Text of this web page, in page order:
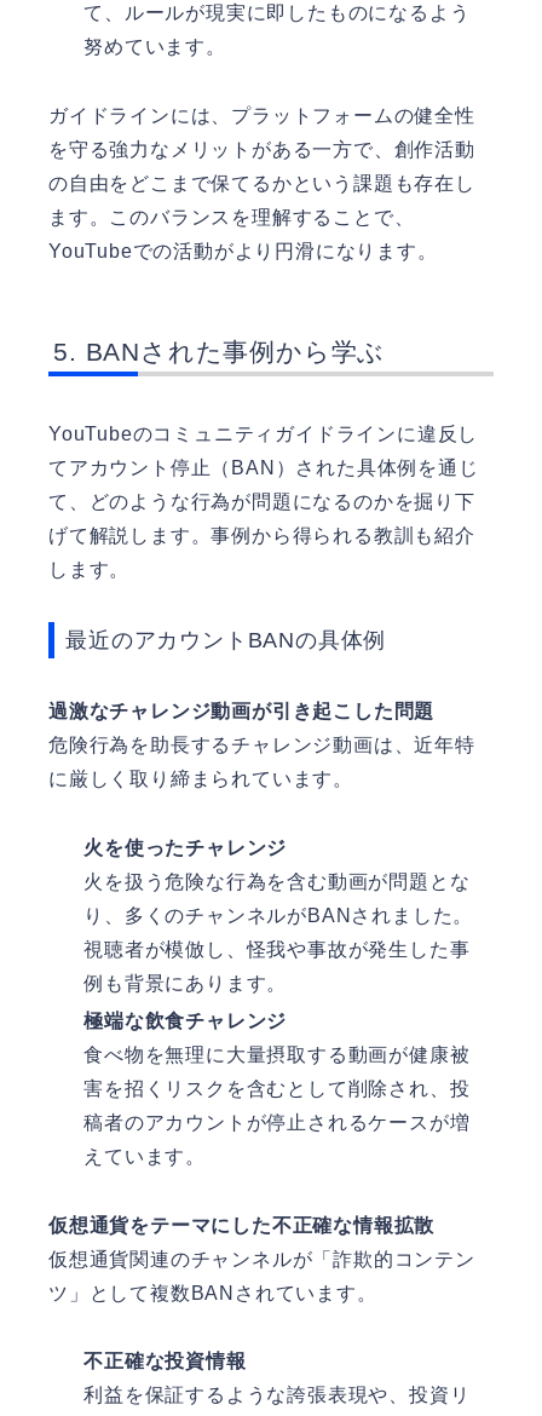
て、ルールが現実に即したものになるよう
努めています。
ガイドラインには、プラットフォームの健全性
を守る強力なメリットがある一方で、創作活動
の自由をどこまで保てるかという課題も存在し
ます。このバランスを理解することで、
YouTubeでの活動がより円滑になります。
BANされた事例から学ぶ
YouTubeのコミュニティガイドラインに違反し
てアカウント停止（BAN）された具体例を通じ
て、どのような行為が問題になるのかを掘り下
げて解説します。事例から得られる教訓も紹介
します。
最近のアカウントBANの具体例
過激なチャレンジ動画が引き起こした問題
危険行為を助長するチャレンジ動画は、近年特
に厳しく取り締まられています。
火を使ったチャレンジ
火を扱う危険な行為を含む動画が問題とな
り、多くのチャンネルがBANされました。
視聴者が模倣し、怪我や事故が発生した事
例も背景にあります。
極端な飲食チャレンジ
食べ物を無理に大量摂取する動画が健康被
害を招くリスクを含むとして削除され、投
稿者のアカウントが停止されるケースが増
えています。
仮想通貨をテーマにした不正確な情報拡散
仮想通貨関連のチャンネルが「詐欺的コンテン
ツ」として複数BANされています。
不正確な投資情報
利益を保証するような誇張表現や、投資リ